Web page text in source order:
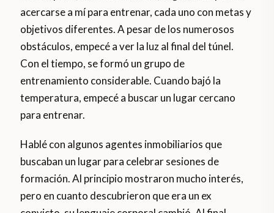
acercarse a mí para entrenar, cada uno con metas y
objetivos diferentes. A pesar de los numerosos
obstáculos, empecé a ver la luz al final del túnel.
Con el tiempo, se formó un grupo de
entrenamiento considerable. Cuando bajó la
temperatura, empecé a buscar un lugar cercano
para entrenar.
Hablé con algunos agentes inmobiliarios que
buscaban un lugar para celebrar sesiones de
formación. Al principio mostraron mucho interés,
pero en cuanto descubrieron que era un ex